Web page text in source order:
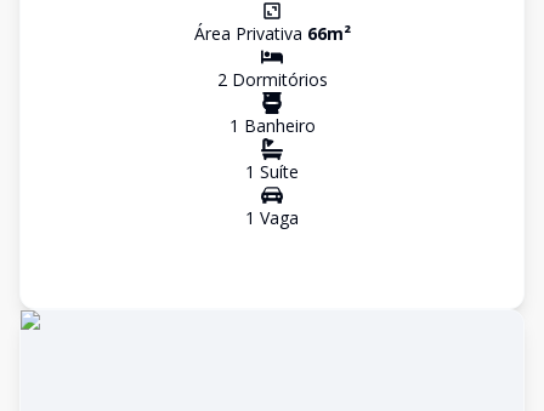
Área Privativa 66m²
2Dormitórios
1 Banheiro
1 Suíte
1 Vaga